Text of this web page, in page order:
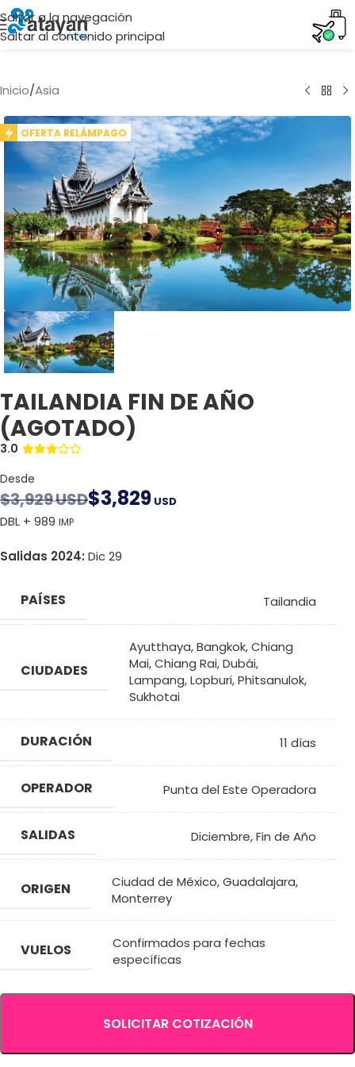
Saltar a la navegación
Saltar al contenido principal
Inicio/Asia
OFERTA RELÁMPAGO
TAILANDIA FIN DE AÑO
(AGOTADO)
3.0
Desde
$3,929USD$3,829 USD
DBL + 989 IMP
Salidas 2024: Dic 29
PAÍSES Tailandia
CIUDADES
Ayutthaya,Bangkok,Chiang
Mai,Chiang Rai,Dubái,
Lampang,Lopburi,Phitsanulok,
Sukhotai
DURACIÓN 11 días
OPERADOR Punta del Este Operadora
SALIDAS Diciembre,Fin de Año
ORIGEN Ciudad de México,Guadalajara,
Monterrey
VUELOS
Confirmados para fechas
específicas
SOLICITAR COTIZACIÓN